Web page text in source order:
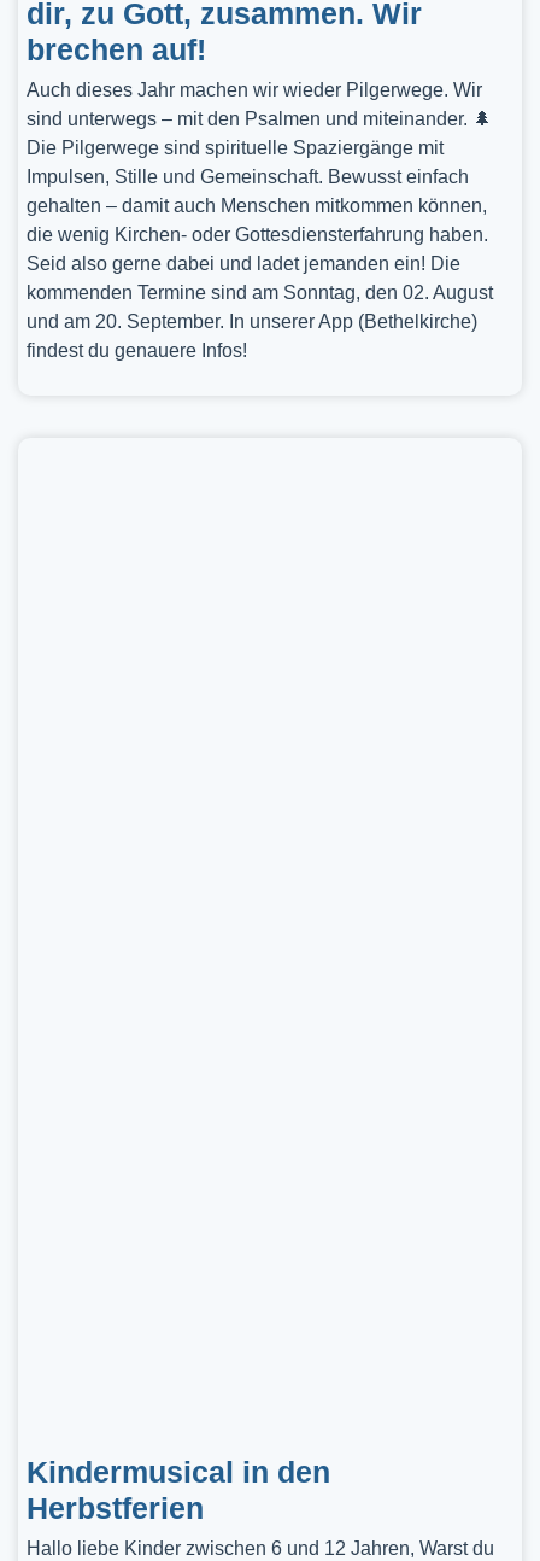
dir, zu Gott, zusammen. Wir
brechen auf!
Auch dieses Jahr machen wir wieder Pilgerwege. Wir
sind unterwegs – mit den Psalmen und miteinander. 🌲
Die Pilgerwege sind spirituelle Spaziergänge mit
Impulsen, Stille und Gemeinschaft. Bewusst einfach
gehalten – damit auch Menschen mitkommen können,
die wenig Kirchen- oder Gottesdiensterfahrung haben.
Seid also gerne dabei und ladet jemanden ein! Die
kommenden Termine sind am Sonntag, den 02. August
und am 20. September. In unserer App (Bethelkirche)
findest du genauere Infos!
Kindermusical in den
Herbstferien
Hallo liebe Kinder zwischen 6 und 12 Jahren, Warst du